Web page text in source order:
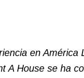
en América
A House se ha